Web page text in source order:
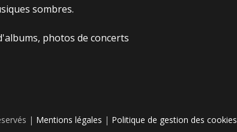
sombres.
photos de concerts
| Mentions légales | Politique de gestion des cookies